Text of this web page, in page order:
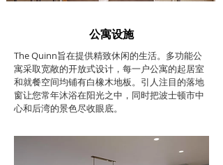
公寓设施
The Quinn旨在提供精致休闲的生活。多功能公
寓采取宽敞的开放式设计，每一户公寓的起居室
和就餐空间均铺有白橡木地板。引人注目的落地
窗让您常年沐浴在阳光之中，同时把波士顿市中
心和后湾的景色尽收眼底。